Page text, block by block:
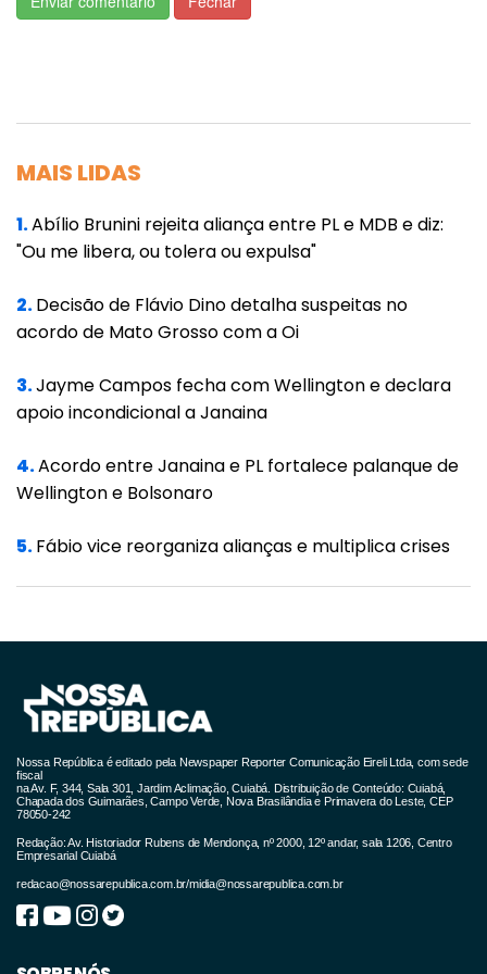
Investir em um sono de qualidade é essencial
MAIS LIDAS
1.Abílio Brunini rejeita aliança entre PL e MDB e diz:
"Ou me libera, ou tolera ou expulsa"
2.Decisão de Flávio Dino detalha suspeitas no
acordo de Mato Grosso com a Oi
3.Jayme Campos fecha com Wellington e declara
apoio incondicional a Janaina
4.Acordo entre Janaina e PL fortalece palanque de
Wellington e Bolsonaro
5.Fábio vice reorganiza alianças e multiplica crises
Nossa República é editado pela Newspaper Reporter Comunicação Eireli Ltda, com sede
fiscal
na Av. F, 344, Sala 301, Jardim Aclimação, Cuiabá. Distribuição de Conteúdo: Cuiabá,
Chapada dos Guimarães, Campo Verde, Nova Brasilândia e Primavera do Leste, CEP
78050-242
Redação: Av. Historiador Rubens de Mendonça, nº 2000, 12º andar, sala 1206, Centro
Empresarial Cuiabá
redacao@nossarepublica.com.br/midia@nossarepublica.com.br